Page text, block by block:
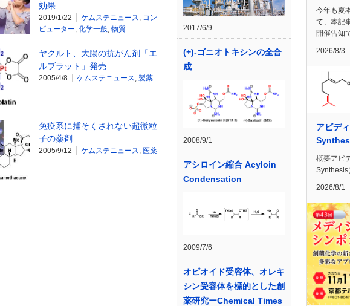
効果…
2019/1/22 ケムステニュース, コン
ピューター, 化学一般, 物質
ヤクルト、大腸の抗がん剤「エ
ルブラット」発売
2005/4/8 ケムステニュース, 製薬
免疫系に捕そくされない超微粒
子の薬剤
2005/9/12 ケムステニュース, 医薬
2017/6/9
(+)-ゴニオトキシンの全合
成
2008/9/1
アシロイン縮合 Acyloin
Condensation
2009/7/6
オピオイド受容体、オレキ
シン受容体を標的とした創
薬研究ーChemical Times
今年も夏
て、本記
開催告知
2026/8/3
アビデ
概要アビ
Synthesis
2026/8/1